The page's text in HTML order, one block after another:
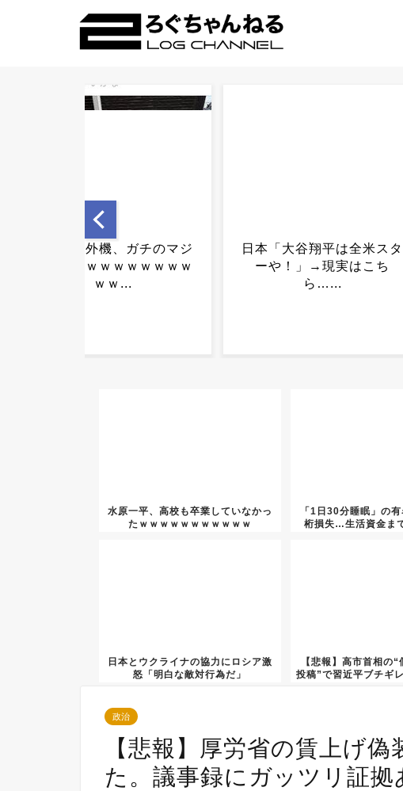
高市首相、党内から袋叩き
「財源見つからない」「頭
下げろ」と批判噴出ｗｗ
日本「大谷翔平は全米スタ
ーや！」→現実はこち
ら…...
水原一平、高校も卒業していなかっ
たｗｗｗｗｗｗｗｗｗｗｗ
「1日30分睡眠」の
桁損失…生活資金ま
日本とウクライナの協力にロシア激
怒「明白な敵対行為だ」
【悲報】高市首相の
投稿”で習近平ブチギ
政治
【悲報】厚労省の賃上げ
た。議事録にガッツリ証拠